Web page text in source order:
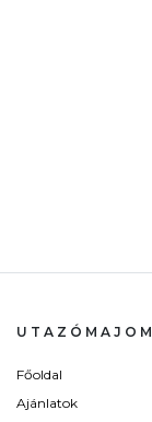
UTAZÓMAJOM
Főoldal
Ajánlatok